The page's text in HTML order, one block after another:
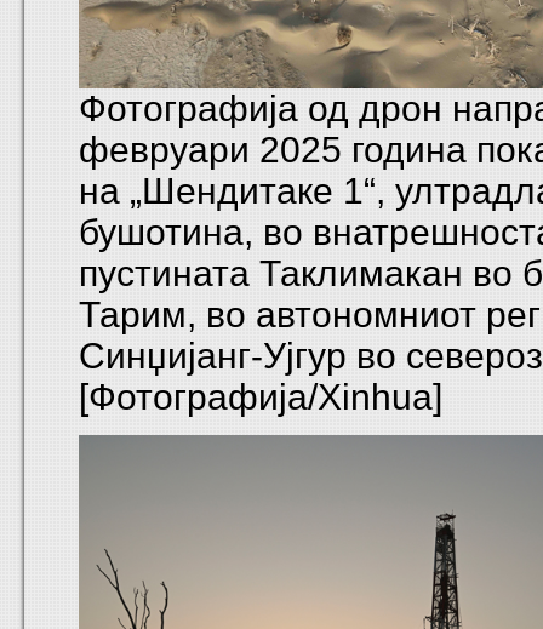
Фотографија од дрон
февруари 2025 година
на „Шендитаке 1“,
бушотина, во
пустината Таклимакан во
Тарим, во автономниот
Синџијанг-Ујгур во
[Фотографија/Xinhua]